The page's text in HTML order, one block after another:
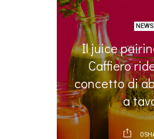
NEWS
Il juice
Caffiero
concetto di
a
0